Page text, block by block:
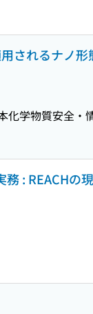
されるナノ
化学物質安全・
務 : REACHの